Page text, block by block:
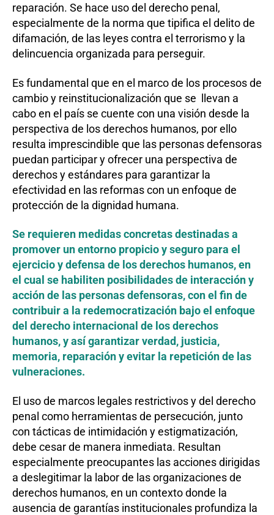
reparación. Se hace uso del derecho penal,
especialmente de la norma que tipifica el delito de
difamación, de las leyes contra el terrorismo y la
delincuencia organizada para perseguir.
Es fundamental que en el marco de los procesos de
cambio y reinstitucionalización que se llevan a
cabo en el país se cuente con una visión desde la
perspectiva de los derechos humanos, por ello
resulta imprescindible que las personas defensoras
puedan participar y ofrecer una perspectiva de
derechos y estándares para garantizar la
efectividad en las reformas con un enfoque de
protección de la dignidad humana.
Se requieren medidas concretas destinadas a
promover un entorno propicio y seguro para el
ejercicio y defensa de los derechos humanos, en
el cual se habiliten posibilidades de interacción y
acción de las personas defensoras, con el fin de
contribuir a la redemocratización bajo el enfoque
del derecho internacional de los derechos
humanos, y así garantizar verdad, justicia,
memoria, reparación y evitar la repetición de las
vulneraciones.
El uso de marcos legales restrictivos y del derecho
penal como herramientas de persecución, junto
con tácticas de intimidación y estigmatización,
debe cesar de manera inmediata. Resultan
especialmente preocupantes las acciones dirigidas
a deslegitimar la labor de las organizaciones de
derechos humanos, en un contexto donde la
ausencia de garantías institucionales profundiza la